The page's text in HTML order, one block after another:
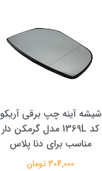
شیشه آینه چپ برقی آریکو
کد 1369L مدل گرمکن دار
مناسب برای دنا پلاس
304,000 تومان